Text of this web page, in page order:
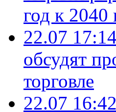
год к 2040
22.07 17:14
обсудят
торговле
22.07 16:42